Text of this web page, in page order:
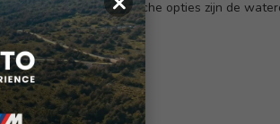
van 180 km/u. Praktische opties zijn de